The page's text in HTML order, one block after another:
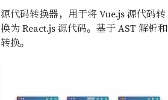
源代码转换器，用于将 Vue.js 源代码转
换为 React.js 源代码。基于 AST 解析和
转换。